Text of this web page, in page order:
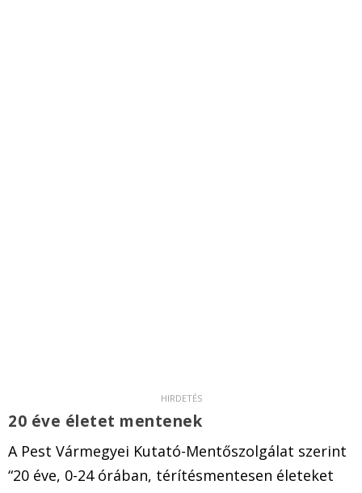
20 éve életet mentenek
A Pest Vármegyei Kutató-Mentőszolgálat szerint
“20 éve, 0-24 órában, térítésmentesen életeket